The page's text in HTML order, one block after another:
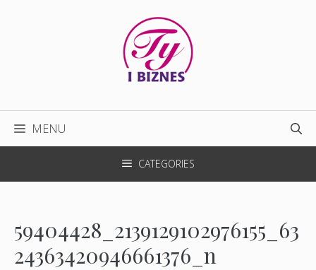
MENU
CATEGORIES
59404428_2139129102976155_63
24363420946661376_n